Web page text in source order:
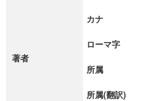
著者
カナ
ローマ字
所属
所属(翻訳)